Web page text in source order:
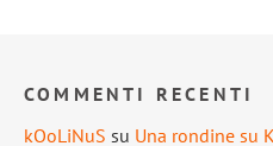
COMMENTI RECENTI
kOoLiNuS su Una rondine su